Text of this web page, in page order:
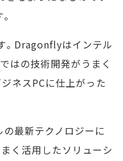
。Dragonflyはインテル
はの技術開発がうまく
ネスPCに仕上がった
最新テクノロジーに
く活用したソリューシ